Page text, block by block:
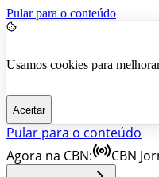
Pular para o conteúdo
Usamos cookies para
Aceitar
Pular para o conteúdo
Agora na CBN:
CBN